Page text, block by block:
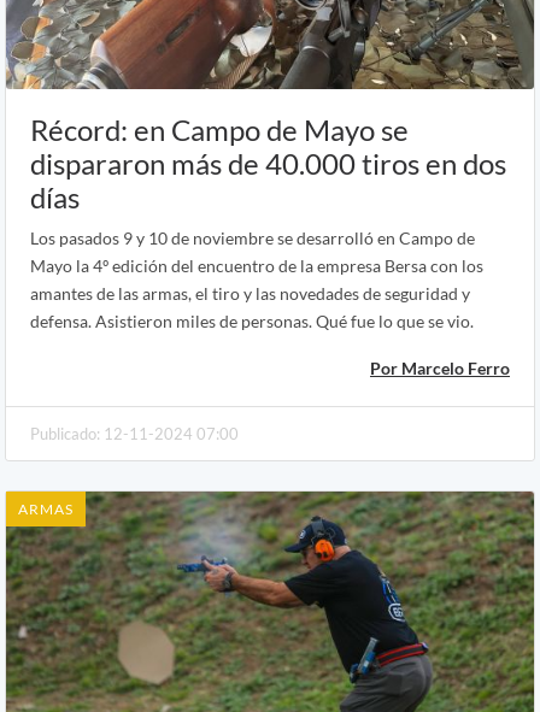
Récord: en Campo de Mayo se
dispararon más de 40.000 tiros en dos
días
Los pasados 9 y 10 de noviembre se desarrolló en Campo de
Mayo la 4º edición del encuentro de la empresa Bersa con los
amantes de las armas, el tiro y las novedades de seguridad y
defensa. Asistieron miles de personas. Qué fue lo que se vio.
Por Marcelo Ferro
Publicado: 12-11-2024 07:00
ARMAS